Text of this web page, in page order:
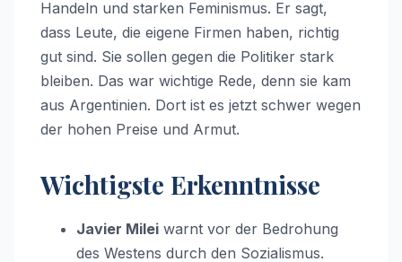
Handeln und starken Feminismus. Er sagt,
dass Leute, die eigene Firmen haben, richtig
gut sind. Sie sollen gegen die Politiker stark
bleiben. Das war wichtige Rede, denn sie kam
aus Argentinien. Dort ist es jetzt schwer wegen
der hohen Preise und Armut.
Wichtigste Erkenntnisse
Javier Milei warnt vor der Bedrohung
des Westens durch den Sozialismus.